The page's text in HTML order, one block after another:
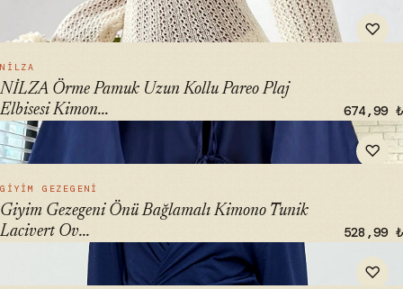
♡
" alt="NİLZA Örme Pamuk Uzun Kollu Pareo Plaj Elbisesi
Kimono Kaftan - ₺499.99" loading="lazy">
NİLZA
NİLZA Örme Pamuk Uzun Kollu Pareo Plaj
Elbisesi Kimon...
674,99 ₺
♡
" alt="Giyim Gezegeni Önü Bağlamalı Kimono Tunik Lacivert
Oversize Yeni Sezon" loading="lazy">
GIYIM GEZEGENI
Giyim Gezegeni Önü Bağlamalı Kimono Tunik
Lacivert Ov...
528,99 ₺
♡
" alt="SHEISMONO Ultra Soft Zoe Kimono Lacivert - Şıklı ve
Konforlu Kimono" loading="lazy">